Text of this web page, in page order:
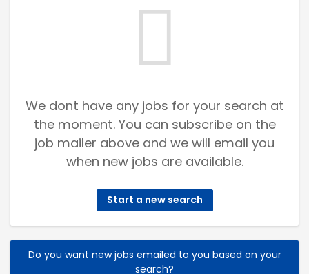
We dont have any jobs for your search at
the moment. You can subscribe on the
job mailer above and we will email you
when new jobs are available.
Start a new search
Do you want new jobs emailed to you based on your
search?